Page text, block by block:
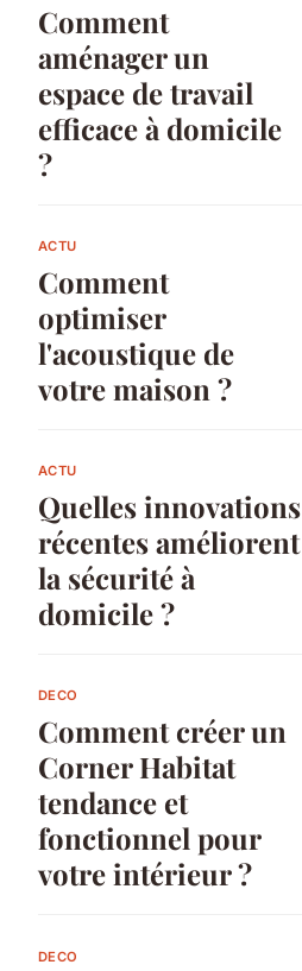
Comment
aménager un
espace de travail
efficace à domicile
?
ACTU
Comment
optimiser
l'acoustique de
votre maison ?
ACTU
Quelles innovations
récentes améliorent
la sécurité à
domicile ?
DECO
Comment créer un
Corner Habitat
tendance et
fonctionnel pour
votre intérieur ?
DECO